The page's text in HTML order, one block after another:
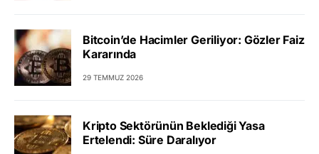
Bitcoin’de Hacimler Geriliyor: Gözler Faiz
Kararında
29 TEMMUZ 2026
Kripto Sektörünün Beklediği Yasa
Ertelendi: Süre Daralıyor